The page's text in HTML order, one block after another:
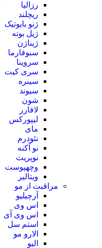
رزالیا
ریچلند
ژنو بایوتیک
ژیل بوته
ژیناژن
سبوفارما
سروینا
سری کیت
سینره
سیوند
شون
لافارر
لیپورکس
مای
نئودرم
نو آکنه
نوپریت
وچهپوست
ویتالیر
مراقبت از مو
آرچیلیو
اس وی
اس وی آی
استم سل
الارو مو
الیو